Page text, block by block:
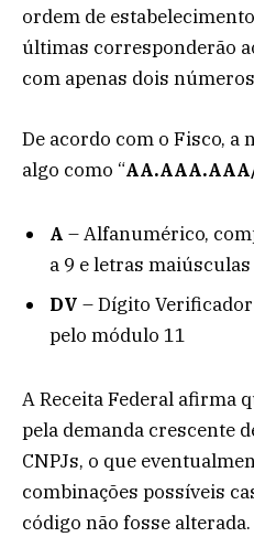
ordem de
últimas corresponderão
com apenas dois
De acordo com o Fisco, a
algo como “
A – Alfanumérico,
a 9 e letras maiúsculas
DV – Dígito
pelo módulo 11
A Receita Federal afirma
pela demanda crescente
CNPJs, o que
combinações possíveis
código não fosse alterada.